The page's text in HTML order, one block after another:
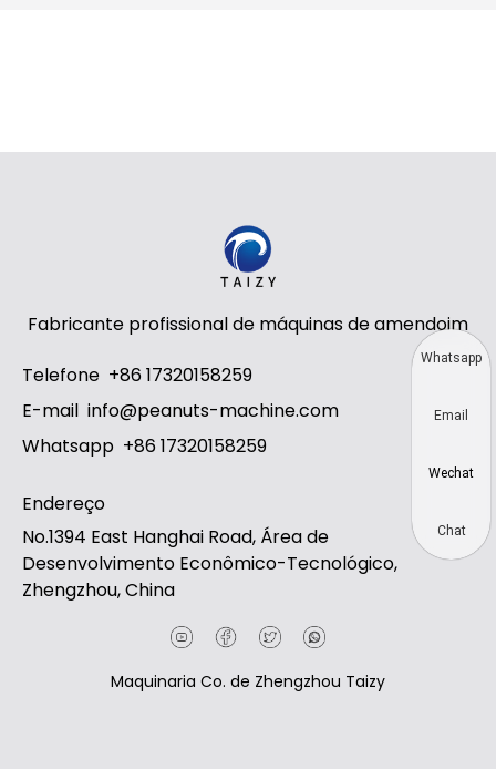
Fabricante profissional de máquinas de amendoim
Telefone +86 17320158259
E-mail info@peanuts-machine.com
Whatsapp +86 17320158259
Endereço
No.1394 East Hanghai Road, Área de
Desenvolvimento Econômico-Tecnológico,
Zhengzhou, China
Maquinaria Co. de Zhengzhou Taizy
Whatsapp
Email
Wechat
Chat